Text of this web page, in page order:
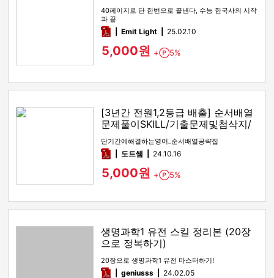
40페이지로 단 한번으로 끝낸다, 수능 한국사의 시작
과 끝
pdfEmit Light 25.02.10
5,000원 + Point
5%
[3년간 전원1,2등급 배출] 순서배열
문제풀이SKILL/기출문제및첨삭지/
답지
단기간에해결하는영어_순서배열공략집
pdf도트쌤 24.10.16
5,000원 + Point
5%
생명과학1 유전 스킬 정리본 (20장
으로 정복하기)
20장으로 생명과학1 유전 마스터하기!
pdfgeniusss 24.02.05